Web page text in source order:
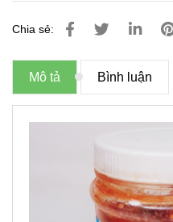
Chia sẻ:
Mô tả Bình luận